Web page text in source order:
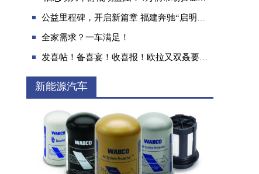
公益里程碑，开启新篇章 福建奔驰“启明星计划”五周年之际走进长汀
全家需求？一车满足！
发喜帖！备喜宴！收喜报！欧拉又双叒要在广州车展搞事情
新能源汽车